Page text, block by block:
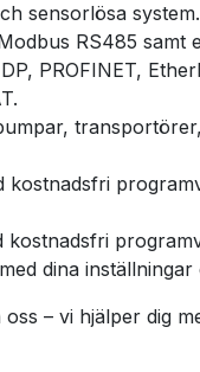
sensorlösa system.
RS485 samt
PROFINET,
kostnadsfri
kostnadsfri
dina
oss – vi hjälper dig